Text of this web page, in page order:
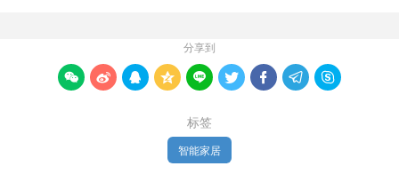
分享到
        
标签
智能家居